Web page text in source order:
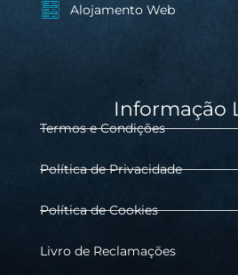
Alojamento Web
Informação
Termos e Condições
Política de Privacidade
Política de Cookies
Livro de Reclamações